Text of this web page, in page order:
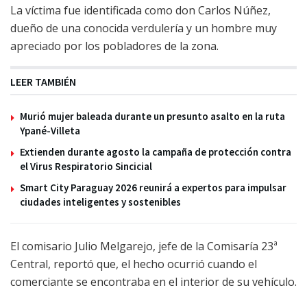
La víctima fue identificada como don Carlos Núñez,
dueño de una conocida verdulería y un hombre muy
apreciado por los pobladores de la zona.
LEER TAMBIÉN
Murió mujer baleada durante un presunto asalto en la ruta
Ypané-Villeta
Extienden durante agosto la campaña de protección contra
el Virus Respiratorio Sincicial
Smart City Paraguay 2026 reunirá a expertos para impulsar
ciudades inteligentes y sostenibles
El comisario Julio Melgarejo, jefe de la Comisaría 23ª
Central, reportó que, el hecho ocurrió cuando el
comerciante se encontraba en el interior de su vehículo.